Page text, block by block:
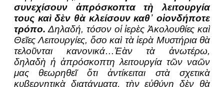
συνεχίσουν ἀπρόσκοπτα τὴ λειτουργία
τους καὶ δὲν θὰ κλείσουν καθ᾽ οἱονδήποτε
τρόπο. Δηλαδή, τόσον οἱ ἱερὲς Ἀκολουθίες καὶ
Θεῖες Λειτουργίες, ὅσο καὶ τὰ ἱερὰ Μυστήρια θὰ
τελοῦνται κανονικά…Ἐὰν τὰ ἀνωτέρω,
δηλαδὴ ἡ ἀπρόσκοπτη λειτουργία τῶν ναῶν
μας θεωρηθεῖ ὅτι ἀντίκειται στὰ σχετικὰ
κυβερνητικὰ διατάγματα, τὴν εὐθύνη δὲν θὰ